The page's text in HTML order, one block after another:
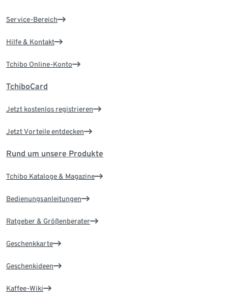
Service-Bereich
Hilfe & Kontakt
Tchibo Online-Konto
TchiboCard
Jetzt kostenlos registrieren
Jetzt Vorteile entdecken
Rund um unsere Produkte
Tchibo Kataloge & Magazine
Bedienungsanleitungen
Ratgeber & Größenberater
Geschenkkarte
Geschenkideen
Kaffee-Wiki